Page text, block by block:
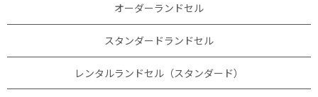
オーダーランドセル
スタンダードランドセル
レンタルランドセル（スタンダード）